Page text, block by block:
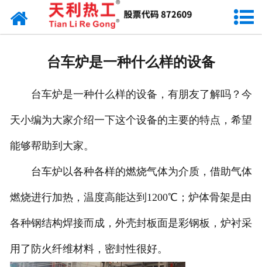
网站首页
台车炉是一种什么样的设备
台车炉是一种什么样的设备，有朋友了解吗？今
天小编为大家介绍一下这个设备的主要的特点，希望
能够帮助到大家。
台车炉以各种各样的燃烧气体为介质，借助气体
燃烧进行加热，温度高能达到1200℃；炉体骨架是由
各种钢结构焊接而成，外壳封板面是彩钢板，炉衬采
用了防火纤维材料，密封性很好。